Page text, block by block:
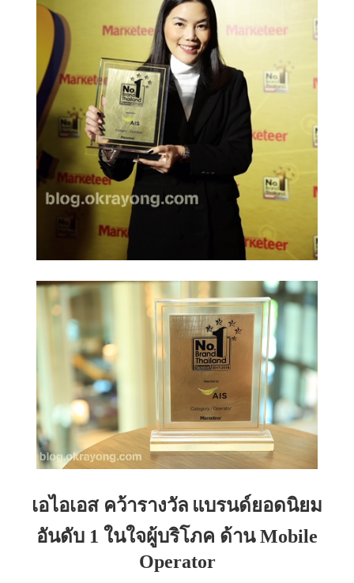
เอไอเอส คว้ารางวัล แบรนด์ยอดนิยม
อันดับ 1 ในใจผู้บริโภค ด้านMobile
Operator